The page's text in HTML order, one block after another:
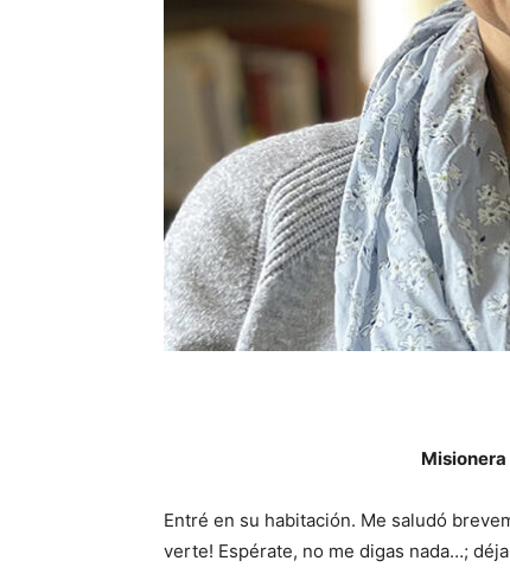
Misionera
Entré en su habitación. Me saludó
verte! Espérate, no me digas nada…;